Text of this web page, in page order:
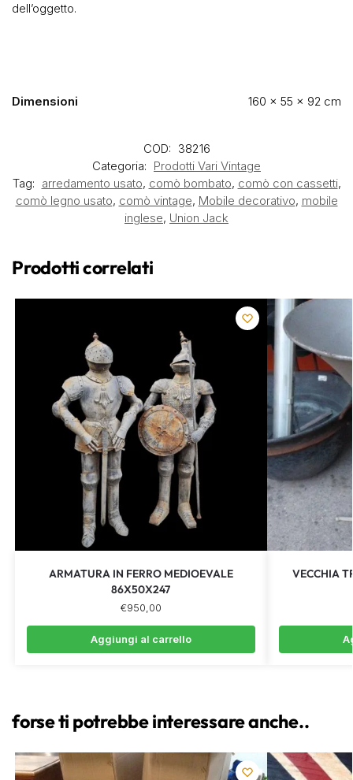
dell’oggetto.
Dimensioni 160 × 55 × 92 cm
COD: 38216
Categoria: Prodotti Vari Vintage
Tag: arredamento usato, comò bombato, comò con cassetti,
comò legno usato, comò vintage, Mobile decorativo, mobile
inglese, Union Jack
Prodotti correlati
ARMATURA IN FERRO MEDIOEVALE
86X50X247
€950,00
Aggiungi al carrello
VECCHIA
forse ti potrebbe interessare anche..